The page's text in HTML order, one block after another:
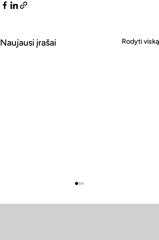
Naujausi įrašai Rodyti viską